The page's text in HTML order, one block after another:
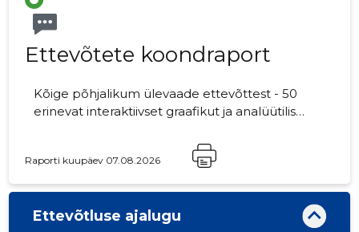
Ettevõtete koondraport
Kõige põhjalikum ülevaade ettevõttest - 50
erinevat interaktiivset graafikut ja analüütilist
Raporti kuupäev 07.08.2026
Ettevõtluse ajalugu